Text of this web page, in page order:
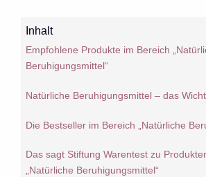
Inhalt
Empfohlene Produkte im Bereich
Beruhigungsmittel“
Natürliche Beruhigungsmittel – das
Die Bestseller im Bereich „Natürliche
Das sagt Stiftung Warentest zu
„Natürliche Beruhigungsmittel“